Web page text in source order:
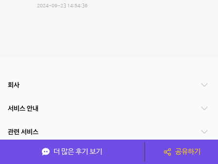
2024-09-23 14:54:36
더 많은 후기 보기 공유하기
회사
서비스 안내
관련 서비스